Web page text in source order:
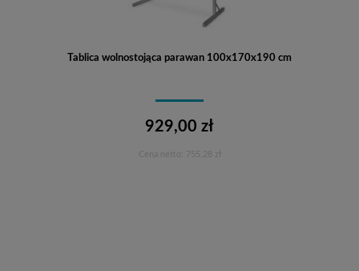
Tablica wolnostojąca parawan 100x170x190 cm
929,00 zł
755,28 zł